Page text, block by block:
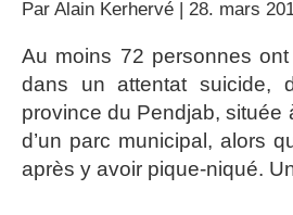
Par Alain Kerhervé | 28. mars
Au moins 72 personnes
dans un attentat suicide,
province du Pendjab, située
d’un parc municipal, alors
après y avoir pique-niqué.